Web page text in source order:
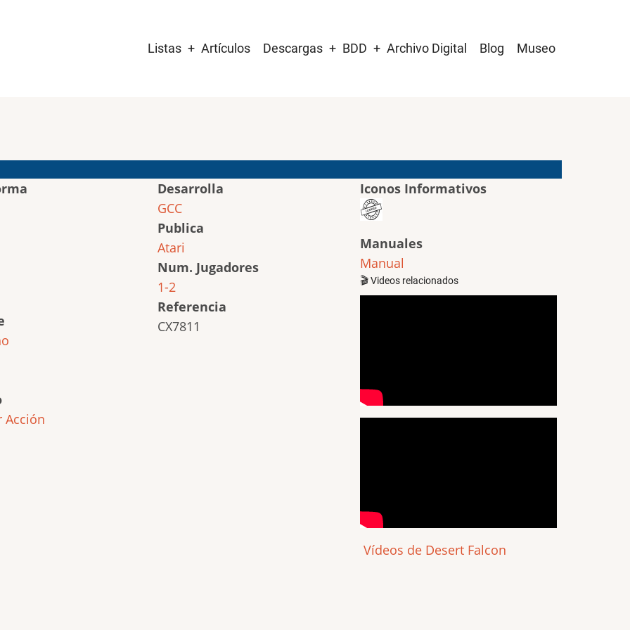
navigation
Listas Artículos Descargas BDD Archivo Digital Blog Museo
Acción
Desarrolla
GCC
Publica
Atari
Num. Jugadores
1-2
Referencia
CX7811
Iconos Informativos
Manuales
Manual
🎬 Videos relacionados
Vídeos de Desert Falcon